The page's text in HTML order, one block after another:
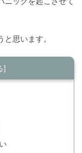
思います。